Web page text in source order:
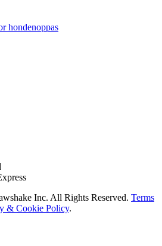
hondenoppas
Inc. All Rights Reserved. Terms
& Cookie Policy.